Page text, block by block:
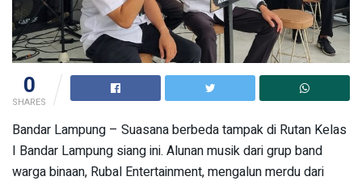
0
SHARES
Bandar Lampung – Suasana berbeda tampak di Rutan Kelas
I Bandar Lampung siang ini. Alunan musik dari grup band
warga binaan, Rubal Entertainment, mengalun merdu dari